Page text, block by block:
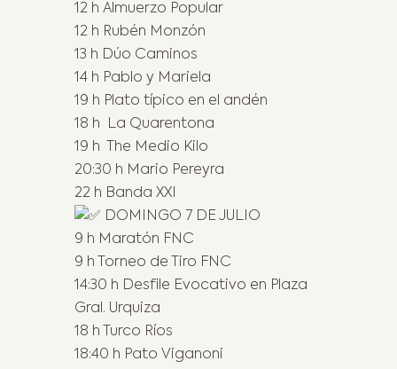
12 h Almuerzo Popular
12 h Rubén Monzón
13 h Dúo Caminos
14 h Pablo y Mariela
19 h Plato típico en el andén
18 h La Quarentona
19 h The Medio Kilo
20:30 h Mario Pereyra
22 h Banda XXI
DOMINGO 7 DE JULIO
9 h Maratón FNC
9 h Torneo de Tiro FNC
14:30 h Desfile Evocativo en Plaza
Gral. Urquiza
18 h Turco Ríos
18:40 h Pato Viganoni